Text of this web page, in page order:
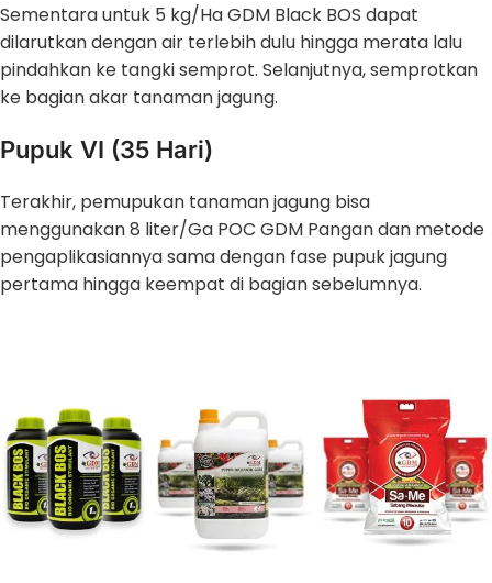
Sementara untuk 5 kg/Ha GDM Black BOS dapat
dilarutkan dengan air terlebih dulu hingga merata lalu
pindahkan ke tangki semprot. Selanjutnya, semprotkan
ke bagian akar tanaman jagung.
Pupuk VI (35 Hari)
Terakhir, pemupukan tanaman jagung bisa
menggunakan 8 liter/Ga POC GDM Pangan dan metode
pengaplikasiannya sama dengan fase pupuk jagung
pertama hingga keempat di bagian sebelumnya.